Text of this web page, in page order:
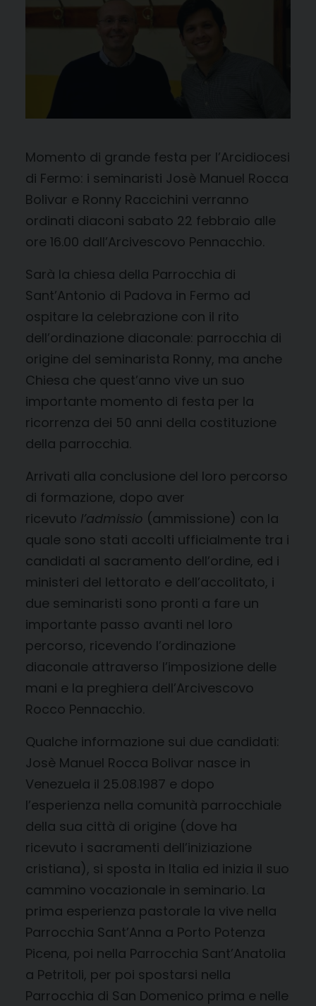
Momento di grande festa per l’Arcidiocesi
di Fermo: i seminaristi Josè Manuel Rocca
Bolivar e Ronny Raccichini verranno
ordinati diaconi sabato 22 febbraio alle
ore 16.00 dall’Arcivescovo Pennacchio.
Sarà la chiesa della Parrocchia di
Sant’Antonio di Padova in Fermo ad
ospitare la celebrazione con il rito
dell’ordinazione diaconale: parrocchia di
origine del seminarista Ronny, ma anche
Chiesa che quest’anno vive un suo
importante momento di festa per la
ricorrenza dei 50 anni della costituzione
della parrocchia.
Arrivati alla conclusione del loro percorso
di formazione, dopo aver
ricevuto l’admissio (ammissione) con la
quale sono stati accolti ufficialmente tra i
candidati al sacramento dell’ordine, ed i
ministeri del lettorato e dell’accolitato, i
due seminaristi sono pronti a fare un
importante passo avanti nel loro
percorso, ricevendo l’ordinazione
diaconale attraverso l’imposizione delle
mani e la preghiera dell’Arcivescovo
Rocco Pennacchio.
Qualche informazione sui due candidati:
Josè Manuel Rocca Bolivar nasce in
Venezuela il 25.08.1987 e dopo
l’esperienza nella comunità parrocchiale
della sua città di origine (dove ha
ricevuto i sacramenti dell’iniziazione
cristiana), si sposta in Italia ed inizia il suo
cammino vocazionale in seminario. La
prima esperienza pastorale la vive nella
Parrocchia Sant’Anna a Porto Potenza
Picena, poi nella Parrocchia Sant’Anatolia
a Petritoli, per poi spostarsi nella
Parrocchia di San Domenico prima e nelle